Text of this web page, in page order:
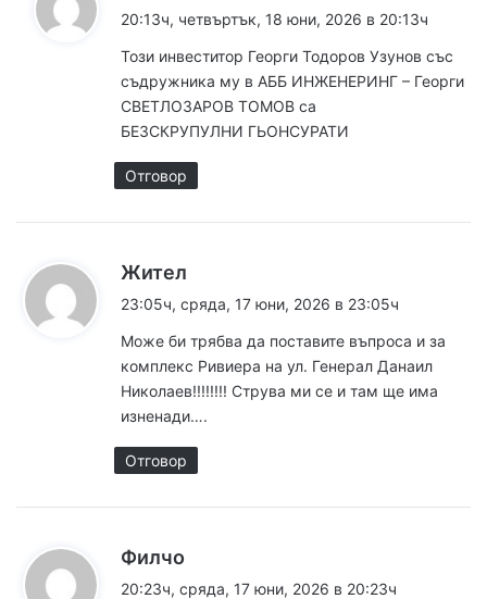
а
а
:
20:13ч, четвъртък, 18 юни, 2026 в 20:13ч
Този инвеститор Георги Тодоров Узунов със
съдружника му в АББ ИНЖЕНЕРИНГ – Георги
СВЕТЛОЗАРОВ ТОМОВ са
БЕЗСКРУПУЛНИ ГЬОНСУРАТИ
Отговор
Жител
а
:
23:05ч, сряда, 17 юни, 2026 в 23:05ч
Може би трябва да поставите въпроса и за
комплекс Ривиера на ул. Генерал Данаил
Николаев!!!!!!!! Струва ми се и там ще има
изненади….
Отговор
Филчо
20:23ч, сряда, 17 юни, 2026 в 20:23ч